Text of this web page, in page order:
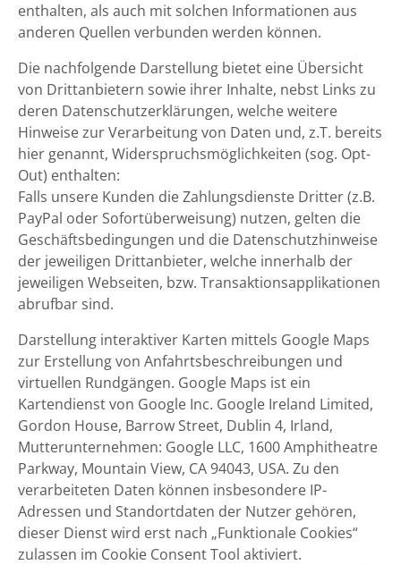
enthalten, als auch mit solchen Informationen aus
anderen Quellen verbunden werden können.
Die nachfolgende Darstellung bietet eine Übersicht
von Drittanbietern sowie ihrer Inhalte, nebst Links zu
deren Datenschutzerklärungen, welche weitere
Hinweise zur Verarbeitung von Daten und, z.T. bereits
hier genannt, Widerspruchsmöglichkeiten (sog. Opt-
Out) enthalten:
Falls unsere Kunden die Zahlungsdienste Dritter (z.B.
PayPal oder Sofortüberweisung) nutzen, gelten die
Geschäftsbedingungen und die Datenschutzhinweise
der jeweiligen Drittanbieter, welche innerhalb der
jeweiligen Webseiten, bzw. Transaktionsapplikationen
abrufbar sind.
Darstellung interaktiver Karten mittels Google Maps
zur Erstellung von Anfahrtsbeschreibungen und
virtuellen Rundgängen. Google Maps ist ein
Kartendienst von Google Inc. Google Ireland Limited,
Gordon House, Barrow Street, Dublin 4, Irland,
Mutterunternehmen: Google LLC, 1600 Amphitheatre
Parkway, Mountain View, CA 94043, USA. Zu den
verarbeiteten Daten können insbesondere IP-
Adressen und Standortdaten der Nutzer gehören,
dieser Dienst wird erst nach „Funktionale Cookies“
zulassen im Cookie Consent Tool aktiviert.